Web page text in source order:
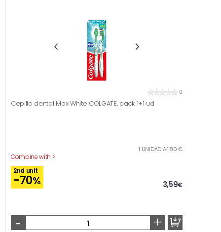
0
Cepillo dental Max White COLGATE, pack 1+1 ud
Combine with >
1 UNIDAD A 1,80 €
2nd unit
-70% 3,59€
- +